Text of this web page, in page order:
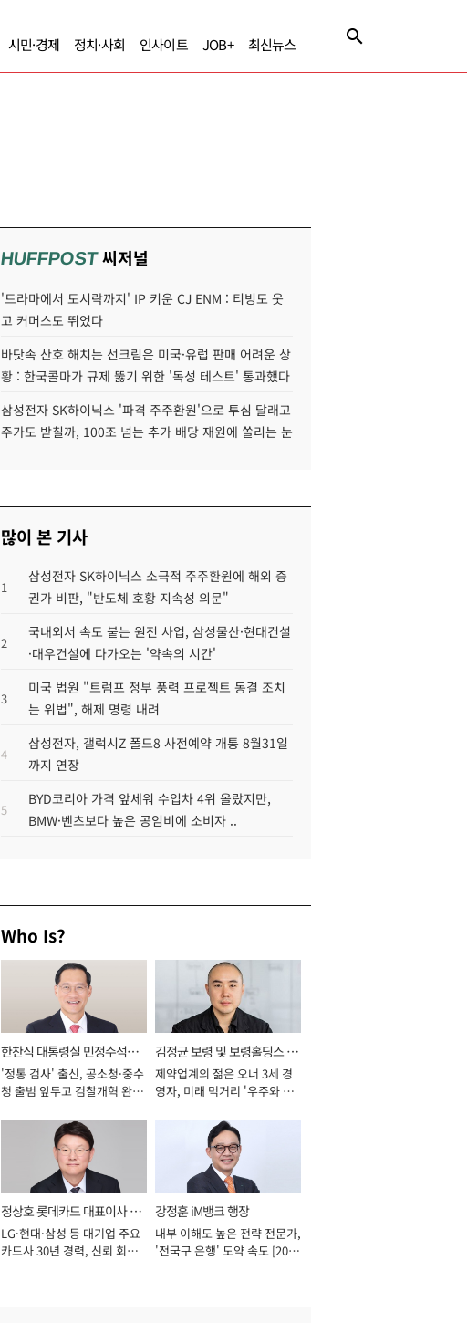
시민·경제 정치·사회 인사이트 JOB+ 최신뉴스
HUFFPOST씨저널
'드라마에서 도시락까지' IP 키운 CJ ENM : 티빙도 웃
고 커머스도 뛰었다
바닷속 산호 해치는 선크림은 미국·유럽 판매 어려운 상
황 : 한국콜마가 규제 뚫기 위한 '독성 테스트' 통과했다
삼성전자 SK하이닉스 '파격 주주환원'으로 투심 달래고
주가도 받칠까, 100조 넘는 추가 배당 재원에 쏠리는 눈
많이 본 기사
1
삼성전자 SK하이닉스 소극적 주주환원에 해외 증
권가 비판, "반도체 호황 지속성 의문"
2
국내외서 속도 붙는 원전 사업, 삼성물산·현대건설
·대우건설에 다가오는 '약속의 시간'
3
미국 법원 "트럼프 정부 풍력 프로젝트 동결 조치
는 위법", 해제 명령 내려
4
삼성전자, 갤럭시Z 폴드8 사전예약 개통 8월31일
까지 연장
5
BYD코리아 가격 앞세워 수입차 4위 올랐지만,
BMW·벤츠보다 높은 공임비에 소비자 ..
Who Is?
한찬식 대통령실 민정수석비
서관
'정통 검사' 출신, 공소청·중수
청 출범 앞두고 검찰개혁 완수
김정균 보령 및 보령홀딩스 대
표이사 사장
제약업계의 젊은 오너 3세 경
영자, 미래 먹거리 '우주와 헬
정상호 롯데카드 대표이사 사
장
LG·현대·삼성 등 대기업 주요
카드사 30년 경력, 신뢰 회복
강정훈 iM뱅크 행장
내부 이해도 높은 전략 전문가,
'전국구 은행' 도약 속도 [2026